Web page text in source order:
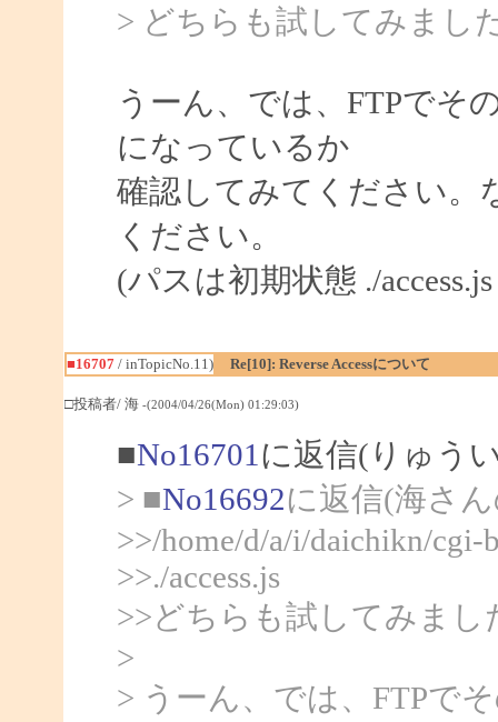
> どちらも試してみまし
うーん、では、FTPでそ
になっているか
確認してみてください。
ください。
(パスは初期状態 ./
■16707/ inTopicNo.11) Re[10]: Reverse Accessについて
□投稿者/ 海 -(2004/04/26(Mon) 01:29:03)
■No16701 に返信(りゅう
> ■No16692に返信(海さ
>>/home/d/a/i/daichikn/cgi-
>>./access.js
>>どちらも試してみま
>
> うーん、では、FTPで